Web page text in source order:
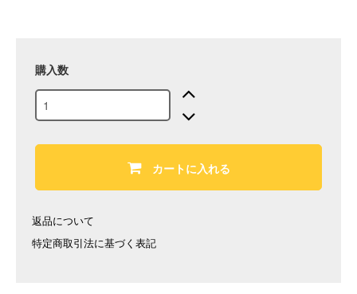
購入数
カートに入れる
返品について
特定商取引法に基づく表記